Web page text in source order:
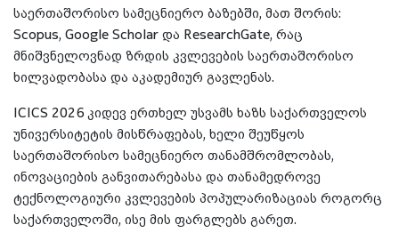
საერთაშორისო სამეცნიერო ბაზებში, მათ შორის:
Scopus, Google Scholar და ResearchGate, რაც
მნიშვნელოვნად ზრდის კვლევების საერთაშორისო
ხილვადობასა და აკადემიურ გავლენას.
ICICS 2026 კიდევ ერთხელ უსვამს ხაზს საქართველოს
უნივერსიტეტის მისწრაფებას, ხელი შეუწყოს
საერთაშორისო სამეცნიერო თანამშრომლობას,
ინოვაციების განვითარებასა და თანამედროვე
ტექნოლოგიური კვლევების პოპულარიზაციას როგორც
საქართველოში, ისე მის ფარგლებს გარეთ.